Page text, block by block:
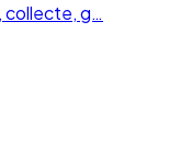
collecte, g…